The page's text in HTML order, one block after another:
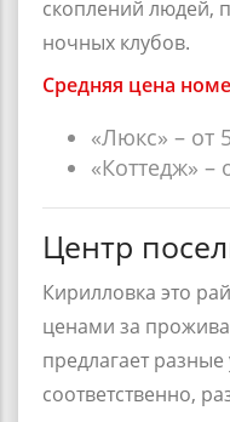
скоплений людей,
ночных клубов.
Средняя цена
«Люкс» – от
«Коттедж» –
Центр
Кирилловка это
ценами за
предлагает
соответственно,